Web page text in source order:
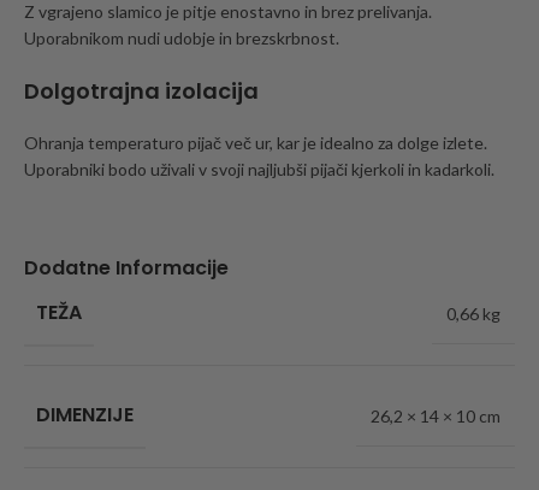
Z vgrajeno slamico je pitje enostavno in brez prelivanja.
Uporabnikom nudi udobje in brezskrbnost.
Dolgotrajna izolacija
Ohranja temperaturo pijač več ur, kar je idealno za dolge izlete.
Uporabniki bodo uživali v svoji najljubši pijači kjerkoli in kadarkoli.
Dodatne Informacije
TEŽA
0,66 kg
DIMENZIJE 26,2 × 14 × 10 cm